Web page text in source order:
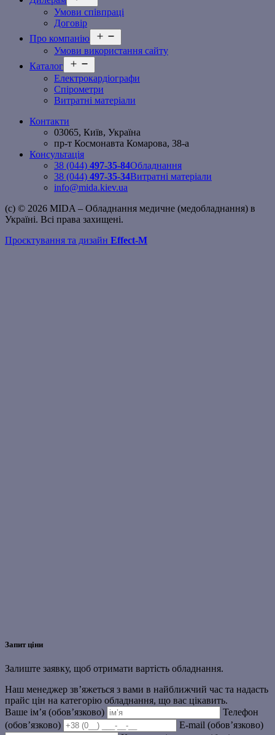
меню
Умови співпраці
Договір
Про компанію
меню
Умови використання сайту
Каталог
меню
Електрокардіографи
Спірометри
Витратні матеріали
Контакти
03065, Київ, Україна
пр-т Космонавта Комарова, 38-а
Консультація
38 (044) 497-35-84Обладнання
38 (044) 497-35-34Витратні матеріали
info@mida.kiev.ua
(c) © 2026 MIDA – Обладнання медичне (медобладнання) в
Україні. Всі права захищені.
Проєктування та дизайн Effect-M
Запит ціни
Залиште заявку, щоб отримати вартість обладнання.
Наш менеджер зв’яжеться з вами в найближчий час та надасть
прайс цін на категорію обладнання, що вас цікавить.
Ваше ім’я (обов’язково)
Телефон
(обов’язково)
E-mail (обов’язково)